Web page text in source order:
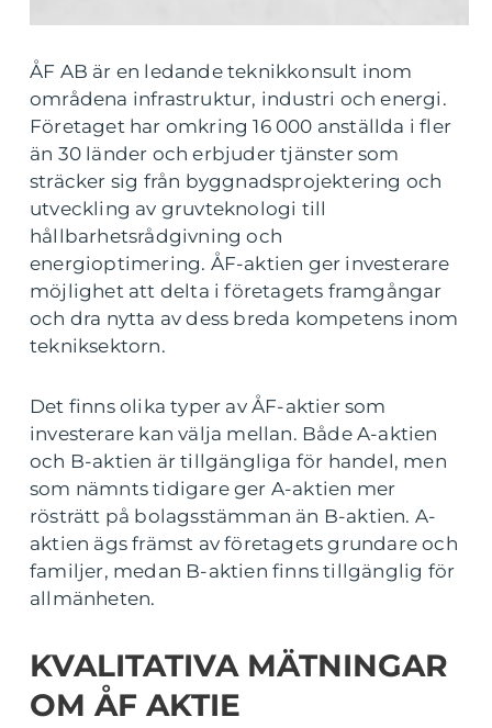
ÅF AB är en ledande teknikkonsult inom
områdena infrastruktur, industri och energi.
Företaget har omkring 16 000 anställda i fler
än 30 länder och erbjuder tjänster som
sträcker sig från byggnadsprojektering och
utveckling av gruvteknologi till
hållbarhetsrådgivning och
energioptimering. ÅF-aktien ger investerare
möjlighet att delta i företagets framgångar
och dra nytta av dess breda kompetens inom
tekniksektorn.
Det finns olika typer av ÅF-aktier som
investerare kan välja mellan. Både A-aktien
och B-aktien är tillgängliga för handel, men
som nämnts tidigare ger A-aktien mer
rösträtt på bolagsstämman än B-aktien. A-
aktien ägs främst av företagets grundare och
familjer, medan B-aktien finns tillgänglig för
allmänheten.
KVALITATIVA MÄTNINGAR
OM ÅF AKTIE